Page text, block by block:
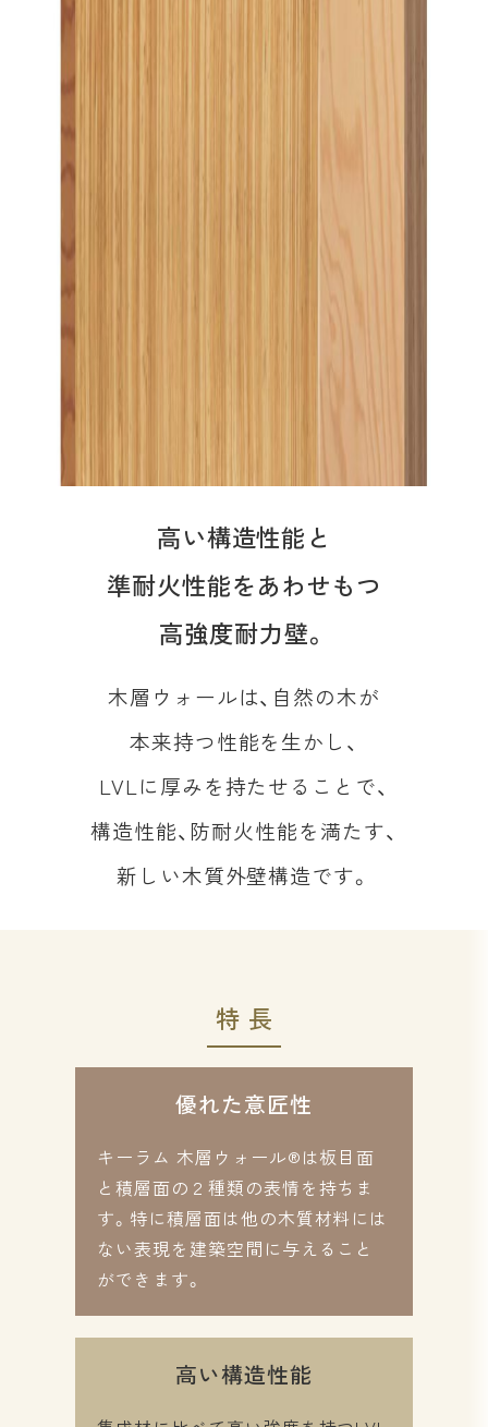
高い構造性能と
準耐火性能をあわせもつ
高強度耐力壁。
木層ウォールは、自然の木が
本来持つ性能を生かし、
LVLに厚みを持たせることで、
構造性能、防耐火性能を満たす、
新しい木質外壁構造です。
特長
優れた意匠性
キーラム 木層ウォール®は板目面
と積層面の２種類の表情を持ちま
す。特に積層面は他の木質材料には
ない表現を建築空間に与えること
ができます。
高い構造性能